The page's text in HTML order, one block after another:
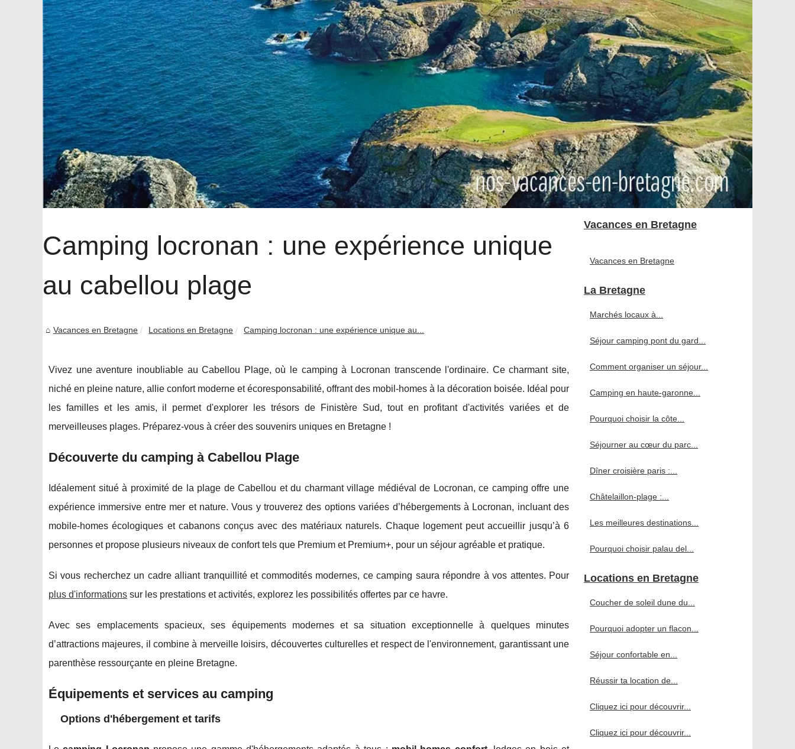
Camping locronan : une expérience unique
au cabellou plage
Vacances en Bretagne Locations en Bretagne Camping locronan : une expérience unique au...
Vivez une aventure inoubliable au Cabellou Plage, où le camping à Locronan transcende l'ordinaire. Ce charmant site,
niché en pleine nature, allie confort moderne et écoresponsabilité, offrant des mobil-homes à la décoration boisée. Idéal pour
les familles et les amis, il permet d'explorer les trésors de Finistère Sud, tout en profitant d'activités variées et de
merveilleuses plages. Préparez-vous à créer des souvenirs uniques en Bretagne !
Découverte du camping à Cabellou Plage
Idéalement situé à proximité de la plage de Cabellou et du charmant village médiéval de Locronan, ce camping offre une
expérience immersive entre mer et nature. Vous y trouverez des options variées d’hébergements à Locronan, incluant des
mobile-homes écologiques et cabanons conçus avec des matériaux naturels. Chaque logement peut accueillir jusqu’à 6
personnes et propose plusieurs niveaux de confort tels que Premium et Premium+, pour un séjour agréable et pratique.
Si vous recherchez un cadre alliant tranquillité et commodités modernes, ce camping saura répondre à vos attentes. Pour
plus d'informations sur les prestations et activités, explorez les possibilités offertes par ce havre.
Avec ses emplacements spacieux, ses équipements modernes et sa situation exceptionnelle à quelques minutes
d’attractions majeures, il combine à merveille loisirs, découvertes culturelles et respect de l'environnement, garantissant une
parenthèse ressourçante en pleine Bretagne.
Équipements et services au camping
Options d'hébergement et tarifs
Vacances en Bretagne
Vacances en Bretagne
La Bretagne
Marchés locaux à...
Séjour camping pont du gard...
Comment organiser un séjour...
Camping en haute-garonne...
Pourquoi choisir la côte...
Séjourner au cœur du parc...
Dîner croisière paris :...
Châtelaillon-plage :...
Les meilleures destinations...
Pourquoi choisir palau del...
Locations en Bretagne
Coucher de soleil dune du...
Pourquoi adopter un flacon...
Séjour confortable en...
Réussir ta location de...
Cliquez ici pour découvrir...
Cliquez ici pour découvrir...